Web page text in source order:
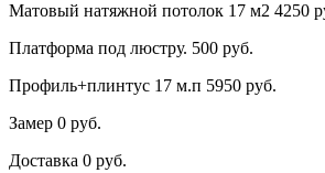
Матовый натяжной потолок 17 м2 4250
Платформа под люстру. 500 руб.
Профиль+плинтус 17 м.п 5950 руб.
Замер 0 руб.
Доставка 0 руб.